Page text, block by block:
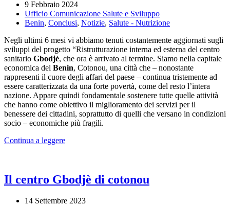
9 Febbraio 2024
Ufficio Comunicazione Salute e Sviluppo
Benin, Conclusi, Notizie, Salute - Nutrizione
Negli ultimi 6 mesi vi abbiamo tenuti costantemente aggiornati sugli
sviluppi del progetto “Ristrutturazione interna ed esterna del centro
sanitario Gbodjè, che ora è arrivato al termine. Siamo nella capitale
economica del Benin, Cotonou, una città che – nonostante
rappresenti il cuore degli affari del paese – continua tristemente ad
essere caratterizzata da una forte povertà, come del resto l’intera
nazione. Appare quindi fondamentale sostenere tutte quelle attività
che hanno come obiettivo il miglioramento dei servizi per il
benessere dei cittadini, soprattutto di quelli che versano in condizioni
socio – economiche più fragili.
Continua a leggere
Il centro Gbodjè di cotonou
14 Settembre 2023